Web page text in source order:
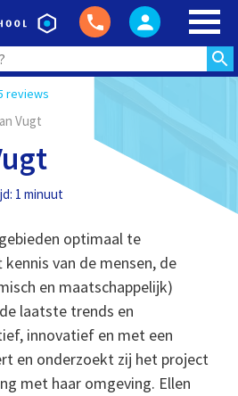
reviews
Vugt
1 minuut
optimaal te
van de mensen, de
en maatschappelijk)
laatste trends en
innovatief en met een
en onderzoekt zij het project
met haar omgeving. Ellen